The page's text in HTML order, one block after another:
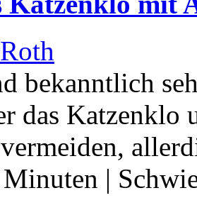
bekanntlich
das Katzenklo
|